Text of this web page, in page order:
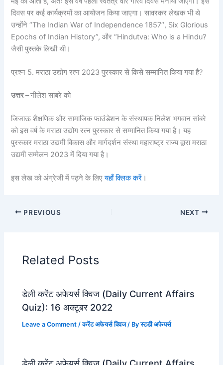
दिवस पर कई कार्यक्रमों का आयोजन किया जाएगा। सावरकर लेखक भी थे
उन्होंने “The Indian War of Independence 1857″, Six Glorious
Epochs of Indian History”, और “Hindutva: Who is a Hindu?
जैसी पुस्तके लिखी थी।
प्रश्न 5. मराठा उद्योग रत्न 2023 पुरस्कार से किसे सम्मानित किया गया है?
उत्तर –नीलेश सांबरे को
जिजाऊ शैक्षणिक और सामाजिक फाउंडेशन के संस्थापक निलेश भगवान सांबरे
को इस वर्ष के मराठा उद्योग रत्न पुरस्कार से सम्मानित किया गया है। यह
पुरस्कार मराठा उद्यमी विकास और मार्गदर्शन संस्था महाराष्ट्र राज्य द्वारा मराठा
उद्यमी सम्मेलन 2023 में दिया गया है।
इस लेख को अंग्रेजी में पढ़ने के लिएयहाँ क्लिक करें ।
PREVIOUS NEXT
Related Posts
डेली करेंट अफेयर्स क्विज (Daily Current Affairs
Quiz): 16 अक्टूबर 2022
Leave a Comment /करेंट अफेयर्स क्विज/ Byस्टडी अफेयर्स